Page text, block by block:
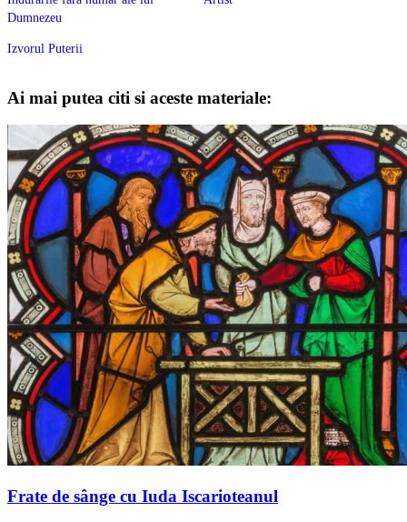
Dumnezeu
Izvorul Puterii
Ai mai putea citi si aceste materiale:
Frate de sânge cu Iuda Iscarioteanul